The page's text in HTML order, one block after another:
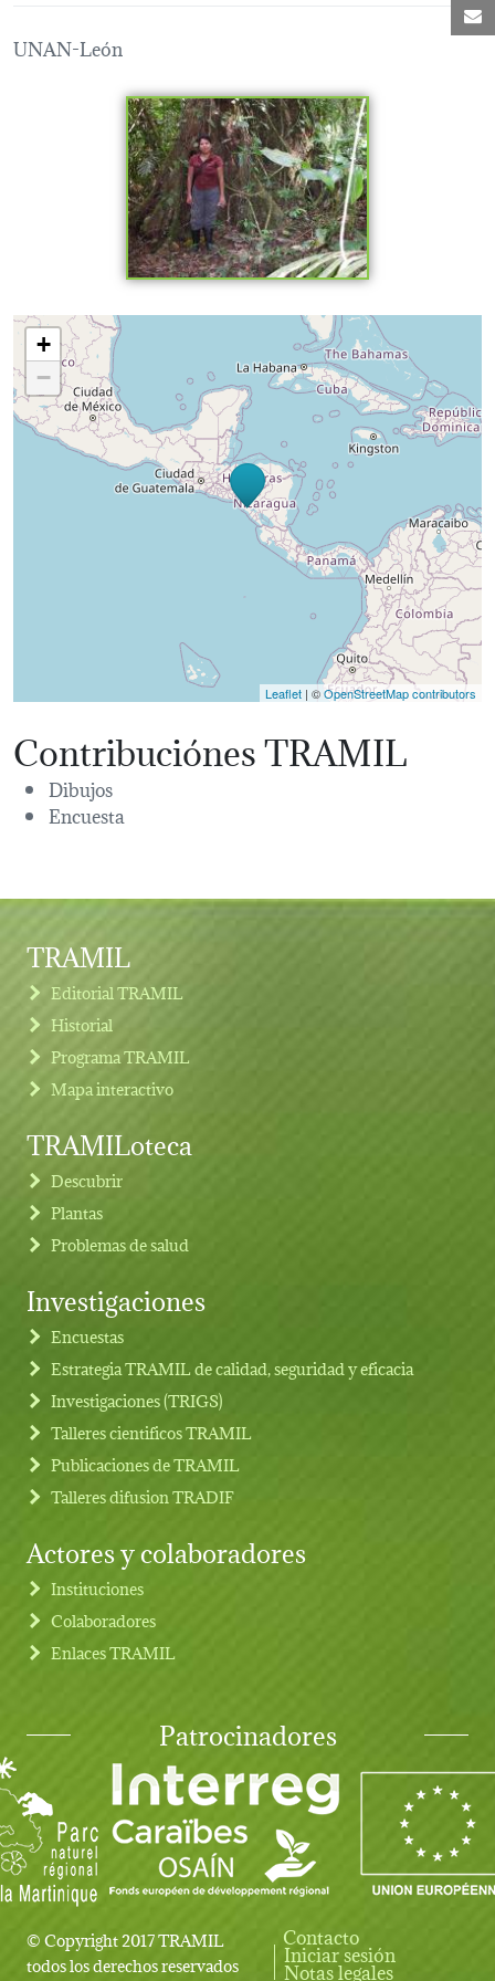
UNAN-León
Loading map...
+
−
Leaflet | ©OpenStreetMap contributors
Contribuciónes TRAMIL
Dibujos
Encuesta
Footer menu
TRAMIL
Editorial TRAMIL
Historial
Programa TRAMIL
Mapa interactivo
TRAMILoteca
Descubrir
Plantas
Problemas de salud
Investigaciones
Encuestas
Estrategia TRAMIL de calidad, seguridad y eficacia
Investigaciones (TRIGS)
Talleres cientificos TRAMIL
Publicaciones de TRAMIL
Talleres difusion TRADIF
Actores y colaboradores
Instituciones
Colaboradores
Enlaces TRAMIL
Patrocinadores
© Copyright 2017 TRAMIL
todos los derechos reservados
User account menu
Contacto
Iniciar sesión
Notas legales